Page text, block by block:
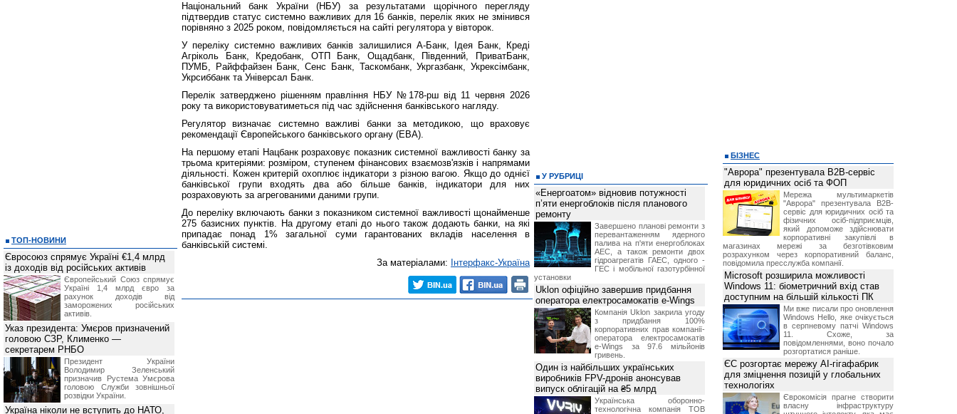
Національний банк України (НБУ) за результатами щорічного перегляду
підтвердив статус системно важливих для 16 банків, перелік яких не змінився
порівняно з 2025 роком, повідомляється на сайті регулятора у вівторок.
У переліку системно важливих банків залишилися А-Банк, Ідея Банк, Креді
Агріколь Банк, Кредобанк, ОТП Банк, Ощадбанк, Південний, ПриватБанк,
ПУМБ, Райффайзен Банк, Сенс Банк, Таскомбанк, Укргазбанк, Укрексімбанк,
Укрсиббанк та Універсал Банк.
Перелік затверджено рішенням правління НБУ №178-рш від 11 червня 2026
року та використовуватиметься під час здійснення банківського нагляду.
Регулятор визначає системно важливі банки за методикою, що враховує
рекомендації Європейського банківського органу (EBA).
На першому етапі Нацбанк розраховує показник системної важливості банку за
трьома критеріями: розміром, ступенем фінансових взаємозв'язків і напрямами
діяльності. Кожен критерій охоплює індикатори з різною вагою. Якщо до однієї
банківської групи входять два або більше банків, індикатори для них
розраховують за агрегованими даними групи.
До переліку включають банки з показником системної важливості щонайменше
275 базисних пунктів. На другому етапі до нього також додають банки, на які
припадає понад 1% загальної суми гарантованих вкладів населення в
банківській системі.
За матеріалами: Інтерфакс-Україна
ТОП-НОВИНИ
Євросоюз спрямує Україні €1,4 млрд
із доходів від російських активів
Європейський Союз спрямує
Україні 1,4 млрд євро за
рахунок доходів від
заморожених російських
активів.
Указ президента: Умєров призначений
головою СЗР, Клименко —
секретарем РНБО
Президент України
Володимир Зеленський
призначив Pустема Умєрова
головою Служби зовнішньої
розвідки України.
Україна ніколи не вступить до НАТО,
У РУБРИЦІ
«Енергоатом» відновив потужності
п’яти енергоблоків після планового
ремонту
Завершено планові ремонти з
перевантаженням ядерного
палива на п'яти енергоблоках
АЕС, а також ремонти двох
гідроагрегатів ГАЕС, одного -
ГЕС і мобільної газотурбінної
установки
Uklon офіційно завершив придбання
оператора електросамокатів e-Wings
Компанія Uklon закрила угоду
з придбання 100%
корпоративних прав компанії-
оператора електросамокатів
e-Wings за 97.6 мільйонів
гривень.
Один із найбільших українських
виробників FPV-дронів анонсував
випуск облігацій на ₴5 млрд
Українська оборонно-
технологічна компанія ТОВ
БІЗНЕС
"Аврора" презентувала B2B-сервіс
для юридичних осіб та ФОП
Мережа мультимаркетів
"Аврора" презентувала B2B-
сервіс для юридичних осіб та
фізичних осіб-підприємців,
який допоможе здійснювати
корпоративні закупівлі в
магазинах мережі за безготівковим
розрахунком через корпоративний баланс,
повідомила пресслужба компанії.
Microsoft розширила можливості
Windows 11: біометричний вхід став
доступним на більшій кількості ПК
Ми вже писали про оновлення
Windows Hello, яке очікується
в серпневому патчі Windows
11. Схоже, за
повідомленнями, воно почало
розгортатися раніше.
ЄС розгортає мережу AI-гігафабрик
для зміцнення позицій у глобальних
технологіях
Єврокомісія прагне створити
власну інфраструктуру